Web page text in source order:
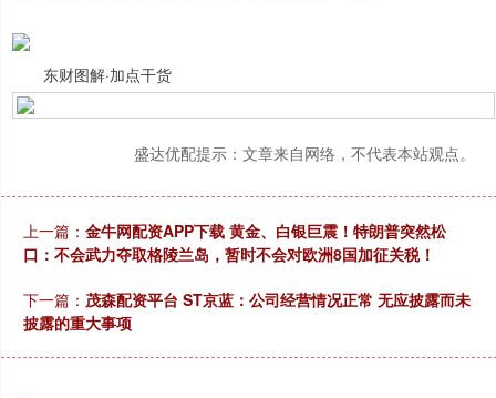
东财图解·加点干货
盛达优配提示：文章来自网络，不代表本站观点。
上一篇： 金牛网配资APP下载 黄金、白银巨震！特朗普突然松
口：不会武力夺取格陵兰岛，暂时不会对欧洲8国加征关税！
下一篇： 茂森配资平台 ST京蓝：公司经营情况正常 无应披露而未
披露的重大事项